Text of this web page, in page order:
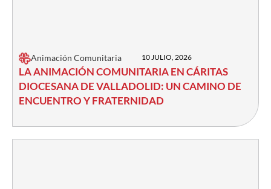
Animación Comunitaria 10 JULIO, 2026
LA ANIMACIÓN COMUNITARIA EN CÁRITAS
DIOCESANA DE VALLADOLID: UN CAMINO DE
ENCUENTRO Y FRATERNIDAD